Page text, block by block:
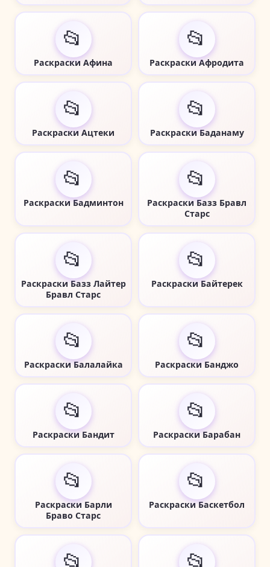
📂
Раскраски Афина
📂
Раскраски Афродита
📂
Раскраски Ацтеки
📂
Раскраски Баданаму
📂
Раскраски Бадминтон
📂
Раскраски Базз Бравл
Старс
📂
Раскраски Базз Лайтер
Бравл Старс
📂
Раскраски Байтерек
📂
Раскраски Балалайка
📂
Раскраски Банджо
📂
Раскраски Бандит
📂
Раскраски Барабан
📂
Раскраски Барли
Браво Старс
📂
Раскраски Баскетбол